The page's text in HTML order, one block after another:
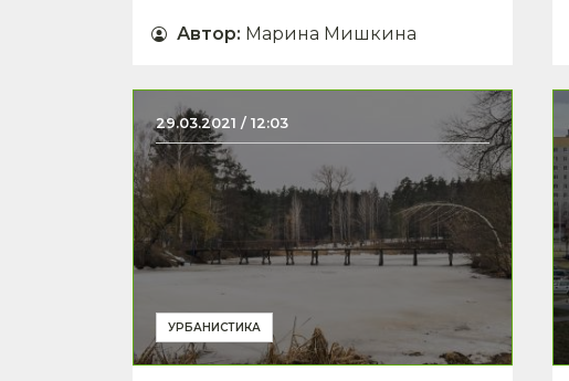
Автор: Марина Мишкина
29.03.2021 / 12:03
УРБАНИСТИКА